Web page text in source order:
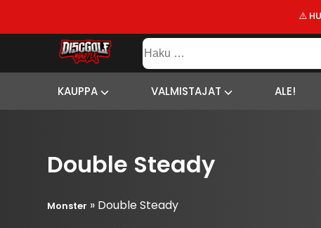
⚠️
VALMISTAJAT
SISÄLTÖ
SITEMAP
Haku:
KAUPPA VALMISTAJAT ALE!
Double Steady
Monster » Double Steady